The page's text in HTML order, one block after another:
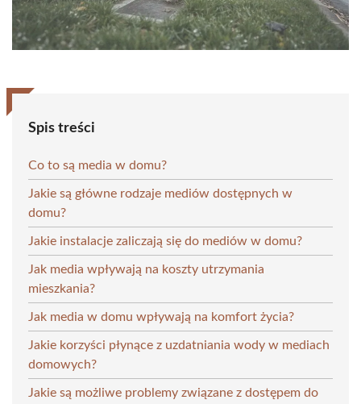
Spis treści
Co to są media w domu?
Jakie są główne rodzaje mediów dostępnych w
domu?
Jakie instalacje zaliczają się do mediów w domu?
Jak media wpływają na koszty utrzymania
mieszkania?
Jak media w domu wpływają na komfort życia?
Jakie korzyści płynące z uzdatniania wody w mediach
domowych?
Jakie są możliwe problemy związane z dostępem do